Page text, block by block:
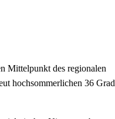
Mittelpunkt des regionalen
hochsommerlichen 36 Grad